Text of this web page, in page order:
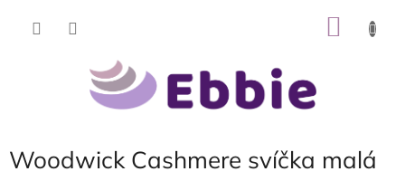
Woodwick Cashmere svíčka malá